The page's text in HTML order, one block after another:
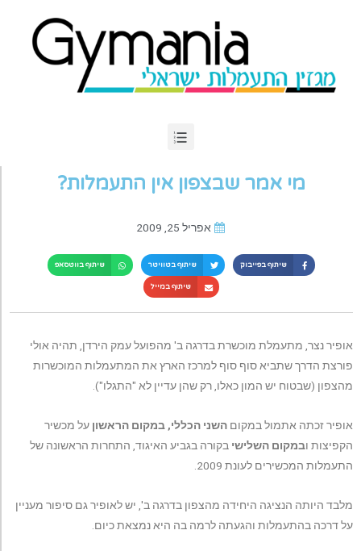
מי אמר שבצפון אין התעמלות?
אפריל 25, 2009
שיתוף בפייבוק שיתוף בטוויטר שיתוף בווטסאפ
שיתוף במייל
אופיר נצר, מתעמלת מוכשרת בדרגה ב' מהפועל עמק הירדן, תהיה אולי
פורצת הדרך שתביא סוף סוף למרכז הארץ את המתעמלות המוכשרות
מהצפון (שבטוח יש המון כאלו, רק שהן עדיין לא "התגלו").
אופיר זכתה אתמול במקום השני הכללי, במקום הראשון על מכשיר
הקפיצות ובמקום השלישי בקורה בגביע האיגוד, התחרות הראשונה של
התעמלות המכשירים לעונת 2009.
מלבד היותה הנציגה היחידה מהצפון בדרגה ב', יש לאופיר גם סיפור מעניין
על דרכה בהתעמלות והגעתה לרמה בה היא נמצאת כיום.